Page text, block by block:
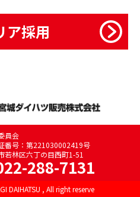
ア採用
員会
番号：第221030002419号
若林区六丁の目西町1-51
288-7131
DAIHATSU , All right reserve